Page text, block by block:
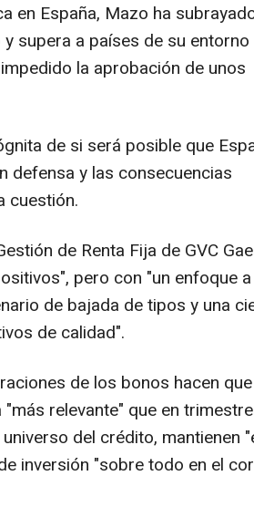
en España, Mazo ha
supera a países de su
la aprobación de unos
de si será posible que
defensa y las consecuencias
cuestión.
de Renta Fija de GVC
pero con "un enfoque a
de bajada de tipos y una
de calidad".
de los bonos hacen
relevante" que en
del crédito, mantienen
inversión "sobre todo en el